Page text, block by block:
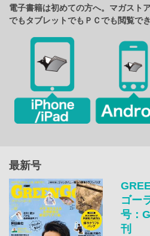
電子書籍は初めての方へ。マガスト
でもタブレットでもＰＣでも閲覧でき
最新号
ゴー
号：
刊